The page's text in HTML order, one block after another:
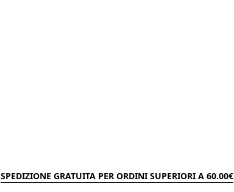
SPEDIZIONE GRATUITA PER ORDINI SUPERIORI A 60.00€